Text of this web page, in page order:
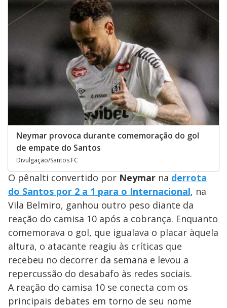
Neymar provoca durante comemoração do gol
de empate do Santos
Divulgação/Santos FC
O pênalti convertido por Neymar na derrota
do Santos por 2 a 1 para o Internacional, na
Vila Belmiro, ganhou outro peso diante da
reação do camisa 10 após a cobrança. Enquanto
comemorava o gol, que igualava o placar àquela
altura, o atacante reagiu às críticas que
recebeu no decorrer da semana e levou a
repercussão do desabafo às redes sociais.
A reação do camisa 10 se conecta com os
principais debates em torno de seu nome